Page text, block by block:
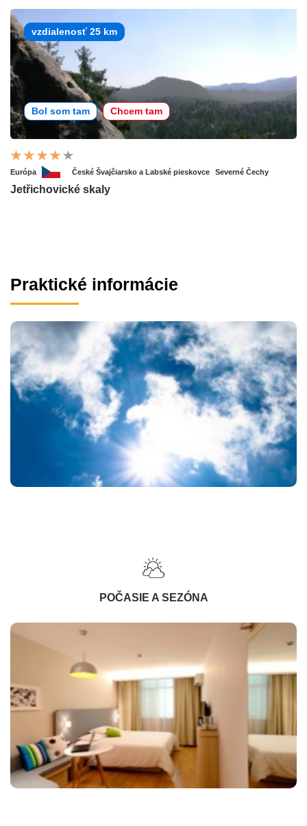
vzdialenosť 25 km
Bol som tam Chcem tam
Európa České Švajčiarsko a Labské pieskovce Severné Čechy
Jetřichovické skaly
Praktické informácie
POČASIE A SEZÓNA